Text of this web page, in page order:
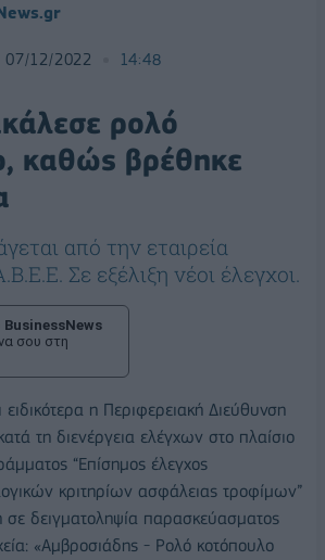
07/12/2022 14:48
ρολό
καθώς βρέθηκε
από την εταιρεία
Σε εξέλιξη νέοι έλεγχοι.
BusinessNews
σου στη
ειδικότερα η Περιφερειακή Διεύθυνση
τη διενέργεια ελέγχων στο πλαίσιο
“Επίσημος έλεγχος
κριτηρίων ασφάλειας τροφίμων”
δειγματοληψία παρασκεύασματος
«Αμβροσιάδης - Ρολό κοτόπουλο